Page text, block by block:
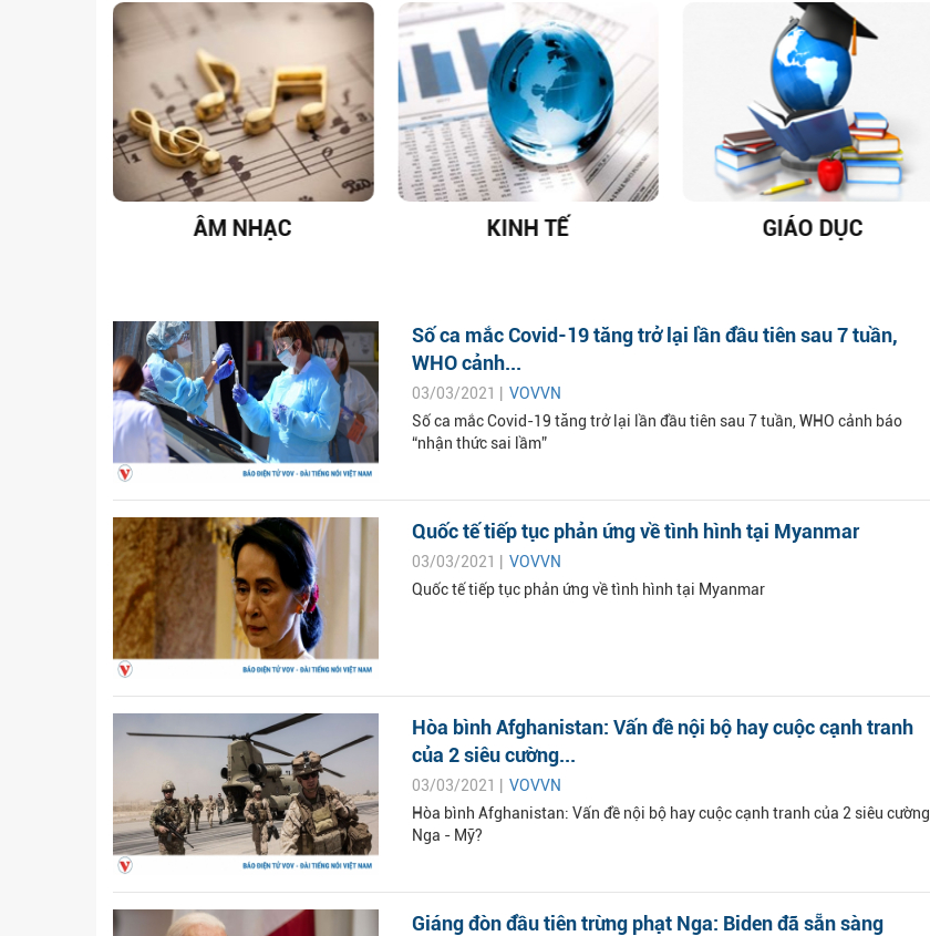
ÂM NHẠC KINH TẾ GIÁO DỤC
Số ca mắc Covid-19 tăng trở lại lần đầu tiên sau 7 tuần,
WHO cảnh...
03/03/2021 | VOVVN
Số ca mắc Covid-19 tăng trở lại lần đầu tiên sau 7 tuần, WHO cảnh báo
“nhận thức sai lầm”
Quốc tế tiếp tục phản ứng về tình hình tại Myanmar
03/03/2021 | VOVVN
Quốc tế tiếp tục phản ứng về tình hình tại Myanmar
Hòa bình Afghanistan: Vấn đề nội bộ hay cuộc cạnh tranh
của 2 siêu cường...
03/03/2021 | VOVVN
Hòa bình Afghanistan: Vấn đề nội bộ hay cuộc cạnh tranh của 2 siêu cường
Nga - Mỹ?
Giáng đòn đầu tiên trừng phạt Nga: Biden đã sẵn sàng